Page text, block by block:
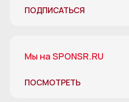
ПОДПИСАТЬСЯ
Мы на SPONSR.RU
ПОСМОТРЕТЬ